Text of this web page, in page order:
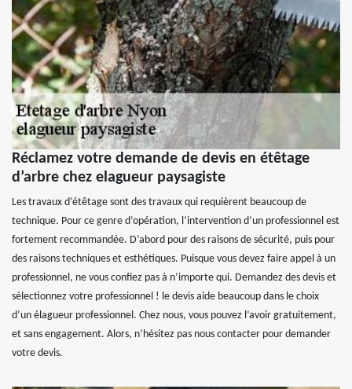
Réclamez votre demande de devis en étêtage
d’arbre chez elagueur paysagiste
Les travaux d’étêtage sont des travaux qui requièrent beaucoup de
technique. Pour ce genre d’opération, l’intervention d’un professionnel est
fortement recommandée. D’abord pour des raisons de sécurité, puis pour
des raisons techniques et esthétiques. Puisque vous devez faire appel à un
professionnel, ne vous confiez pas à n’importe qui. Demandez des devis et
sélectionnez votre professionnel ! le devis aide beaucoup dans le choix
d’un élagueur professionnel. Chez nous, vous pouvez l’avoir gratuitement,
et sans engagement. Alors, n’hésitez pas nous contacter pour demander
votre devis.